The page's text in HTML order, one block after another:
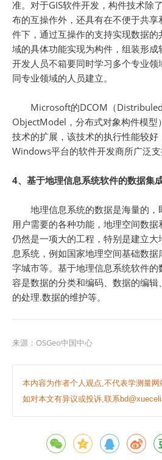
准。对于GIS软件开发，构件技术除
布的互操作外，还具有在不便于共
件下，通过互操作的支持实现数据
域的具体功能实现为构件，组装形
开发人员不箱要同时学习多个专业
同专业领域的人员建立。
Microsoft的DCOM（
ObjectModel，分布式对象构件模型
技术的扩展，该技术的执行性能较好
Windows平台的软件开发商所广泛支
4、基于地理信息系统软件的数据集
地理信息系统的数据是海量的，
用户需要的各种功能，地理空间数
仍然是一项大的工程，特别是建立
息系统，例如国家地理空间基础数
字城市等。基于地理信息系统软件
容是数据的分类和编码、数据的编
的处理.数据的维护等。
来源： OSGeo中国中心
本内容为作者个人观点,不代表学测量网
如对本文有异议或投诉,联系